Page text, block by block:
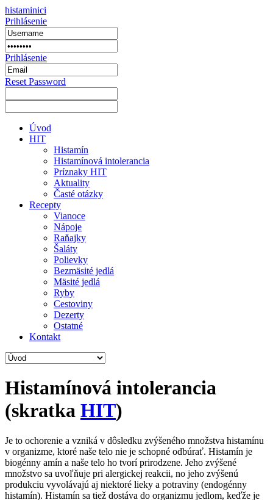
histaminici
Prihlásenie
Prihlásenie
Reset Password
Úvod
HIT
Histamín
Histamínová intolerancia
Príznaky HIT
Aktuality
Časté otázky
Recepty
Vianoce
Nápoje
Raňajky
Šaláty
Polievky
Bezmäsité jedlá
Mäsité jedlá
Ryby
Cestoviny
Dezerty
Ostatné
Kontakt
Histamínová intolerancia
(skratka HIT)
Je to ochorenie a vzniká v dôsledku zvýšeného množstva histamínu
v organizme, ktoré naše telo nie je schopné odbúrať. Histamín je
biogénny amín a naše telo ho tvorí prirodzene. Jeho zvýšené
množstvo sa uvoľňuje pri alergickej reakcii, no jeho zvýšenú
produkciu vyvolávajú aj niektoré lieky a potraviny (endogénny
histamín). Histamín sa tiež dostáva do organizmu jedlom, keďže je